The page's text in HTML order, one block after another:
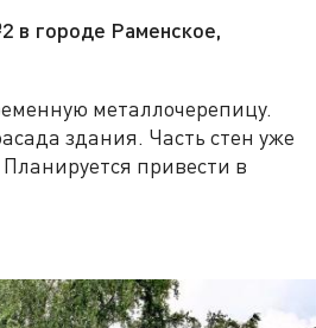
в городе Раменское,
металлочерепицу.
здания. Часть стен уже
привести в